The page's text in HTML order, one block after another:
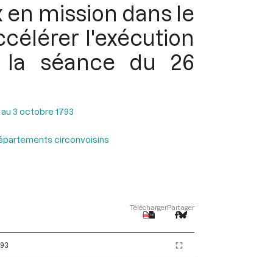
mission dans le
l'exécution
la séance du 26
3 octobre 1793
circonvoisins
TéléchargerPartager